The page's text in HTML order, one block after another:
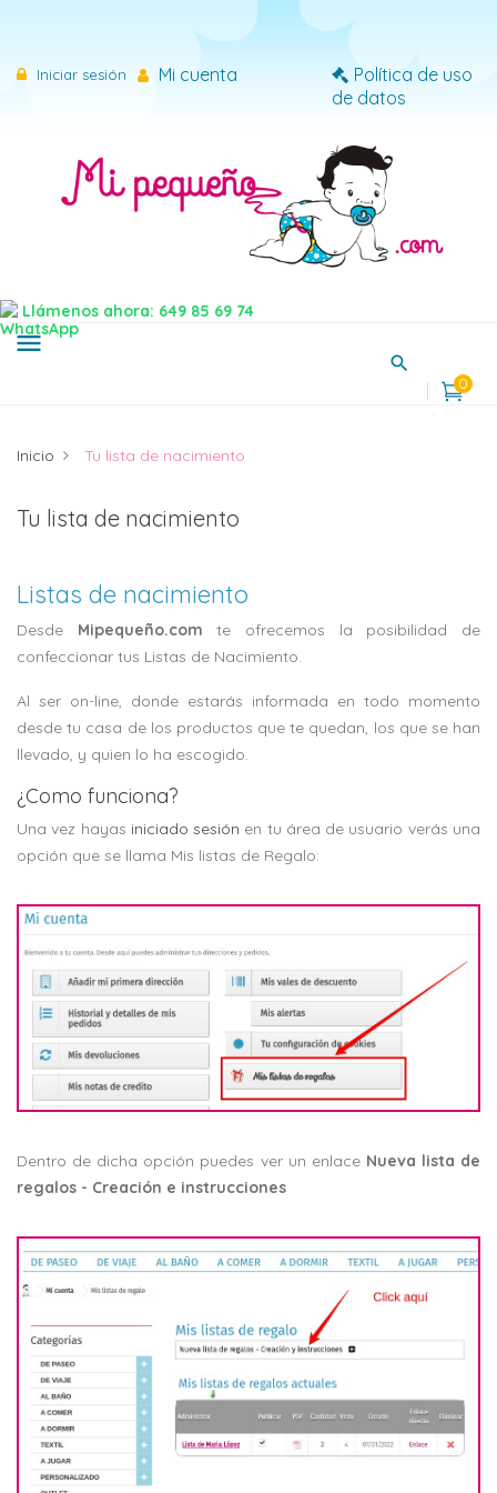
Iniciar sesión Mi cuenta
Política de uso
de datos
Llámenos ahora: 649 85 69 74
menu
0
Inicio Tu lista de nacimiento
Tu lista de nacimiento
Listas de nacimiento
Desde Mipequeño.com te ofrecemos la posibilidad de
confeccionar tus Listas de Nacimiento.
Al ser on-line, donde estarás informada en todo momento
desde tu casa de los productos que te quedan, los que se han
llevado, y quien lo ha escogido.
¿Como funciona?
Una vez hayas iniciado sesión en tu área de usuario verás una
opción que se llama Mis listas de Regalo:
Dentro de dicha opción puedes ver un enlace Nueva lista de
regalos - Creación e instrucciones
Iniciar sesión
Necesitas iniciar sesión para guardar productos en tu
Iniciar sesión